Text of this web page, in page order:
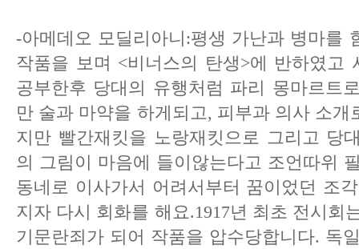
-아메데오 모딜리아니:평생 가난과 병마를
작품을 보며 <비너스의 탄생>에 반하였고
공부한후 당대의 유행처럼 파리 몽마르트
만 술과 마약을 하게되고, 피부과 의사 소
지만 빨간재킷을 노랑재킷으로 그리고 당
의 그림이 마음에 들이않는다고 조언따위
동네로 이사가서 어려서부터 꿈이었던 조
지자 다시 회화를 해요.1917년 최초 전시회
기문란죄가 되어 작품을 압수당합니다. 독